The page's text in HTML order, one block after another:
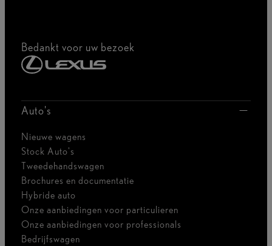
Bedankt voor uw bezoek
Auto's
Nieuwe wagens
Stock Auto's
Tweedehandswagen
Brochures en documentatie
Hybride auto
Onze aanbiedingen voor particulieren
Onze aanbiedingen voor professionals
Bedrijfswagen